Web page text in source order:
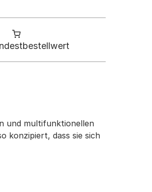
und multifunktionellen
konzipiert, dass sie sich